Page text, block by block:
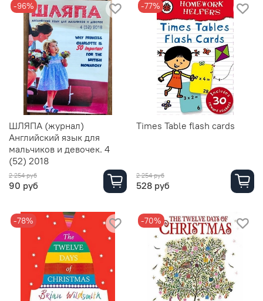
-96%
ШЛЯПА (журнал)
Английский язык для
мальчиков и девочек. 4
(52) 2018
2 254 руб
90 руб
-77%
Times Table flash cards
2 254 руб
528 руб
-78% -70%